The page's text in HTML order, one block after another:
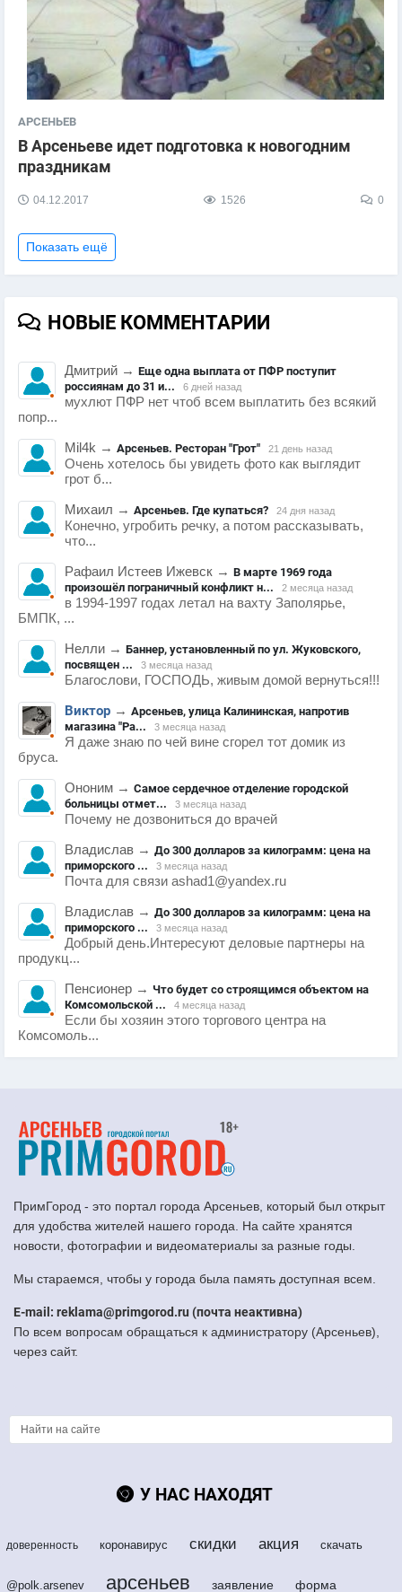
АРСЕНЬЕВ
В Арсеньеве идет подготовка к новогодним
праздникам
04.12.2017 1526 0
Показать ещё
НОВЫЕ КОММЕНТАРИИ
Дмитрий → Еще одна выплата от ПФР поступит
россиянам до 31 и...
6 дней назад
мухлют ПФР нет чтоб всем выплатить без всякий
попр...
Mil4k → Арсеньев. Ресторан "Грот" 21 день назад
Очень хотелось бы увидеть фото как выглядит
грот б...
Михаил → Арсеньев. Где купаться? 24 дня назад
Конечно, угробить речку, а потом рассказывать,
что...
Рафаил Истеев Ижевск → В марте 1969 года
произошёл пограничный конфликт н...
2 месяца назад
в 1994-1997 годах летал на вахту Заполярье,
БМПК, ...
Нелли → Баннер, установленный по ул. Жуковского,
посвящен ...
3 месяца назад
Благослови, ГОСПОДЬ, живым домой вернуться!!!
Виктор → Арсеньев, улица Калининская, напротив
магазина "Ра...
3 месяца назад
Я даже знаю по чей вине сгорел тот домик из
бруса.
Ононим → Самое сердечное отделение городской
больницы отмет...
3 месяца назад
Почему не дозвониться до врачей
Владислав → До 300 долларов за килограмм: цена на
приморского ...
3 месяца назад
Почта для связи ashad1@yandex.ru
Владислав → До 300 долларов за килограмм: цена на
приморского ...
3 месяца назад
Добрый день.Интересуют деловые партнеры на
продукц...
Пенсионер → Что будет со строящимся объектом на
Комсомольской ...
4 месяца назад
Если бы хозяин этого торгового центра на
Комсомоль...
ПримГород - это портал города Арсеньев, который был открыт
для удобства жителей нашего города. На сайте хранятся
новости, фотографии и видеоматериалы за разные годы.
Мы стараемся, чтобы у города была память доступная всем.
E-mail: reklama@primgorod.ru (почта неактивна)
По всем вопросам обращаться к администратору (Арсеньев),
через сайт.
У НАС НАХОДЯТ
доверенность коронавирус скидки акция скачать
@polk.arsenev арсеньев заявление форма